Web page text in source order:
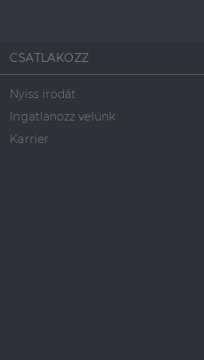
CSATLAKOZZ
Nyiss irodát
Ingatlanozz velünk
Karrier